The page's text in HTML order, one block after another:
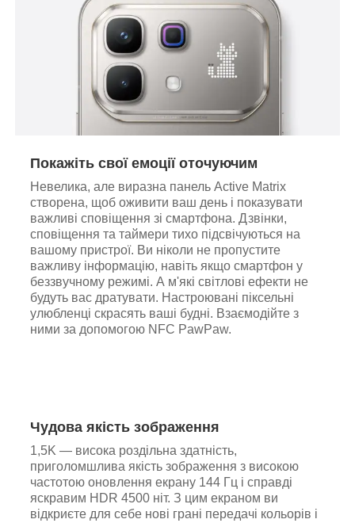
Покажіть свої емоції оточуючим
Невелика, але виразна панель Active Matrix
створена, щоб оживити ваш день і показувати
важливі сповіщення зі смартфона. Дзвінки,
сповіщення та таймери тихо підсвічуються на
вашому пристрої. Ви ніколи не пропустите
важливу інформацію, навіть якщо смартфон у
беззвучному режимі. А м'які світлові ефекти не
будуть вас дратувати. Настроювані піксельні
улюбленці скрасять ваші будні. Взаємодійте з
ними за допомогою NFC PawPaw.
Чудова якість зображення
1,5K — висока роздільна здатність,
приголомшлива якість зображення з високою
частотою оновлення екрану 144 Гц і справді
яскравим HDR 4500 ніт. З цим екраном ви
відкриєте для себе нові грані передачі кольорів і